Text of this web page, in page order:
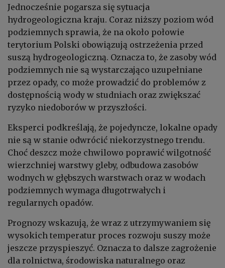
Jednocześnie pogarsza się sytuacja
hydrogeologiczna kraju. Coraz niższy poziom wód
podziemnych sprawia, że na około połowie
terytorium Polski obowiązują ostrzeżenia przed
suszą hydrogeologiczną. Oznacza to, że zasoby wód
podziemnych nie są wystarczająco uzupełniane
przez opady, co może prowadzić do problemów z
dostępnością wody w studniach oraz zwiększać
ryzyko niedoborów w przyszłości.
Eksperci podkreślają, że pojedyncze, lokalne opady
nie są w stanie odwrócić niekorzystnego trendu.
Choć deszcz może chwilowo poprawić wilgotność
wierzchniej warstwy gleby, odbudowa zasobów
wodnych w głębszych warstwach oraz w wodach
podziemnych wymaga długotrwałych i
regularnych opadów.
Prognozy wskazują, że wraz z utrzymywaniem się
wysokich temperatur proces rozwoju suszy może
jeszcze przyspieszyć. Oznacza to dalsze zagrożenie
dla rolnictwa, środowiska naturalnego oraz